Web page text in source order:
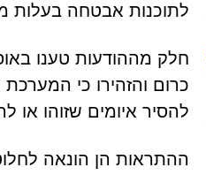
לתוכנות אבטחה בעלות
חלק מההודעות טענו
כרום והזהירו כי
להסיר איומים שזוהו או
ההתראות הן הונאה